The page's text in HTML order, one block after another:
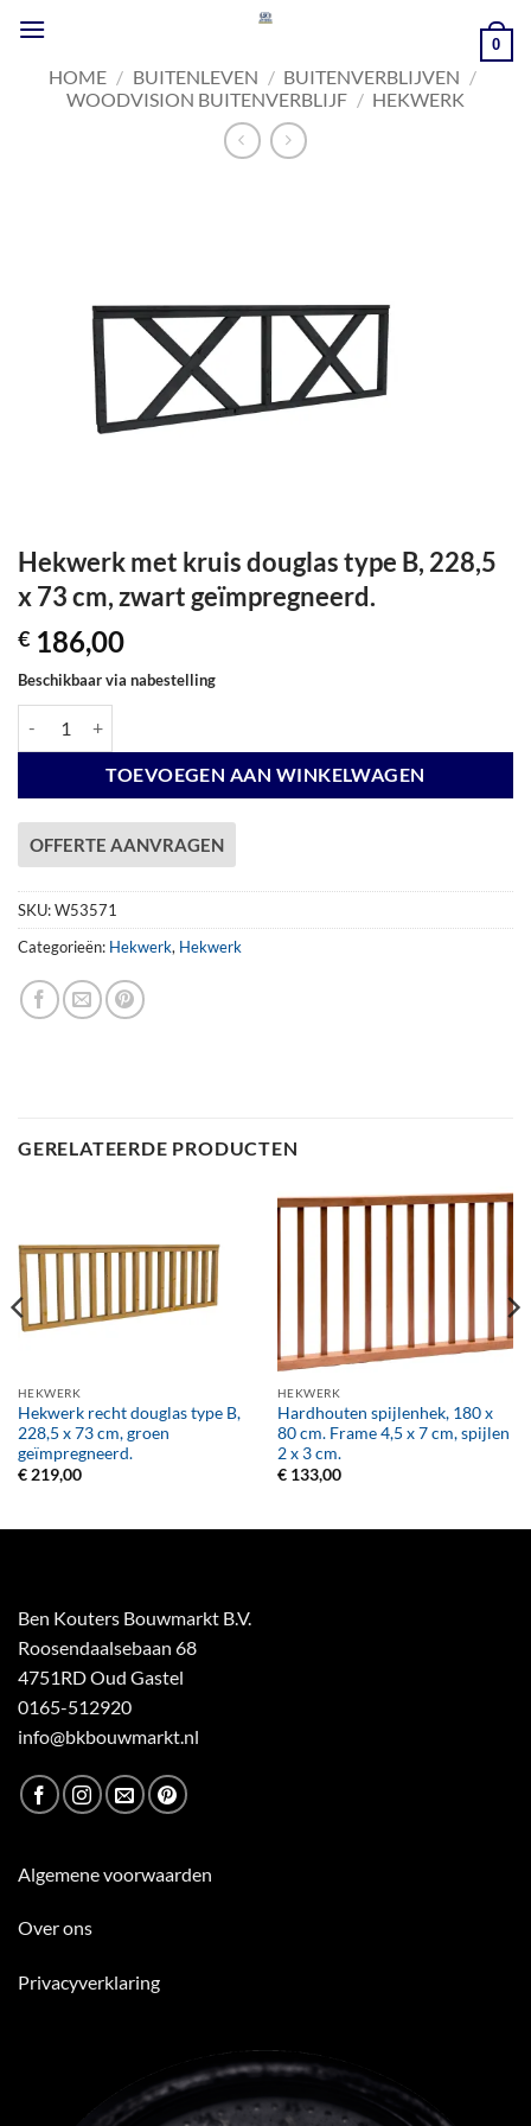
naar
inhoud
0
HOME / BUITENLEVEN / BUITENVERBLIJVEN /
WOODVISION BUITENVERBLIJF / HEKWERK
Hekwerk met kruis douglas type B, 228,5
x 73 cm, zwart geïmpregneerd.
€ 186,00
Beschikbaar via nabestelling
TOEVOEGEN AAN WINKELWAGEN
OFFERTE AANVRAGEN
SKU:W53571
Categorieën: Hekwerk, Hekwerk
GERELATEERDE PRODUCTEN
HEKWERK
Hekwerk recht douglas type B,
228,5 x 73 cm, groen
geïmpregneerd.
€219,00
HEKWERK
Hardhouten spijlenhek, 180 x
80 cm. Frame 4,5 x 7 cm, spijlen
2 x 3 cm.
€133,00
Ben Kouters Bouwmarkt B.V.
Roosendaalsebaan 68
4751RD Oud Gastel
0165-512920
info@bkbouwmarkt.nl
Algemene voorwaarden
Over ons
Privacyverklaring